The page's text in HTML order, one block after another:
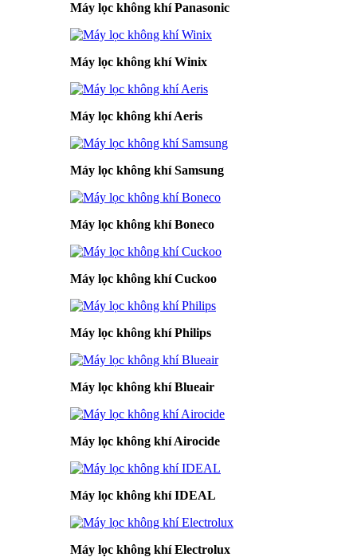
Máy lọc không khí Panasonic
Máy lọc không khí Winix
Máy lọc không khí Aeris
Máy lọc không khí Samsung
Máy lọc không khí Boneco
Máy lọc không khí Cuckoo
Máy lọc không khí Philips
Máy lọc không khí Blueair
Máy lọc không khí Airocide
Máy lọc không khí IDEAL
Máy lọc không khí Electrolux